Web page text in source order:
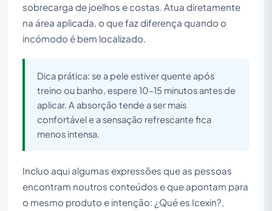
sobrecarga de joelhos e costas. Atua diretamente
na área aplicada, o que faz diferença quando o
incómodo é bem localizado.
Dica prática: se a pele estiver quente após
treino ou banho, espere 10–15 minutos antes de
aplicar. A absorção tende a ser mais
confortável e a sensação refrescante fica
menos intensa.
Incluo aqui algumas expressões que as pessoas
encontram noutros conteúdos e que apontam para
o mesmo produto e intenção: ¿Qué es Icexin?,